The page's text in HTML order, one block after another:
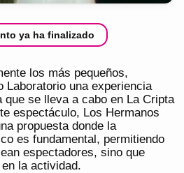
ya ha finalizado
los más pequeños,
Laboratorio una experiencia
que se lleva a cabo en La Cripta
espectáculo, Los Hermanos
propuesta donde la
es fundamental, permitiendo
espectadores, sino que
la actividad.